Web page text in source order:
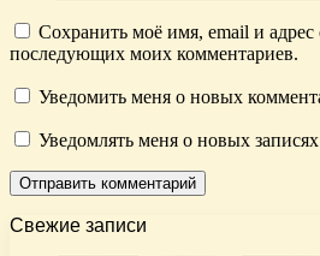
Сохранить моё имя, email и адрес
последующих моих комментариев.
Уведомить меня о новых
Уведомлять меня о новых
Свежие записи